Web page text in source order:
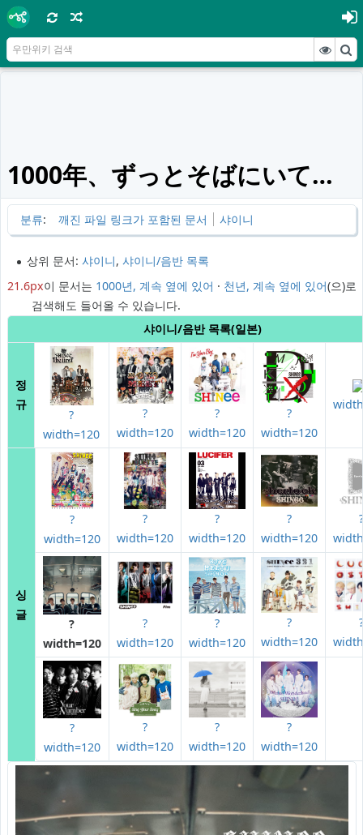
1000年、ずっとそばにいて…
분류: 깨진 파일 링크가 포함된 문서 샤이니
상위 문서: 샤이니, 샤이니/음반 목록
21.6px이 문서는 1000년, 계속 옆에 있어 · 천년, 계속 옆에 있어(으)로
검색해도 들어올 수 있습니다.
샤이니/음반 목록(일본)
정
규
?
width=120
?
width=120
?
width=120
?
width=120
싱
글
?
width=120
?
width=120
?
width=120
?
width=120
?
?
width=120
?
width=120
?
width=120
?
width=120
?
?
width=120
?
width=120
?
width=120
?
width=120